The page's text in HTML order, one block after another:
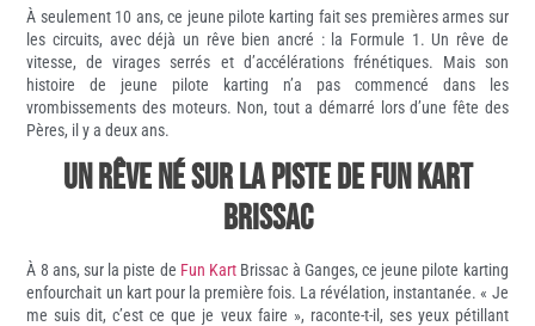
À seulement 10 ans, ce jeune pilote karting fait ses premières armes sur
les circuits, avec déjà un rêve bien ancré : la Formule 1. Un rêve de
vitesse, de virages serrés et d’accélérations frénétiques. Mais son
histoire de jeune pilote karting n’a pas commencé dans les
vrombissements des moteurs. Non, tout a démarré lors d’une fête des
Pères, il y a deux ans.
Un rêve né sur la piste de Fun Kart
Brissac
À 8 ans, sur la piste de Fun Kart Brissac à Ganges, ce jeune pilote karting
enfourchait un kart pour la première fois. La révélation, instantanée. « Je
me suis dit, c’est ce que je veux faire », raconte-t-il, ses yeux pétillant